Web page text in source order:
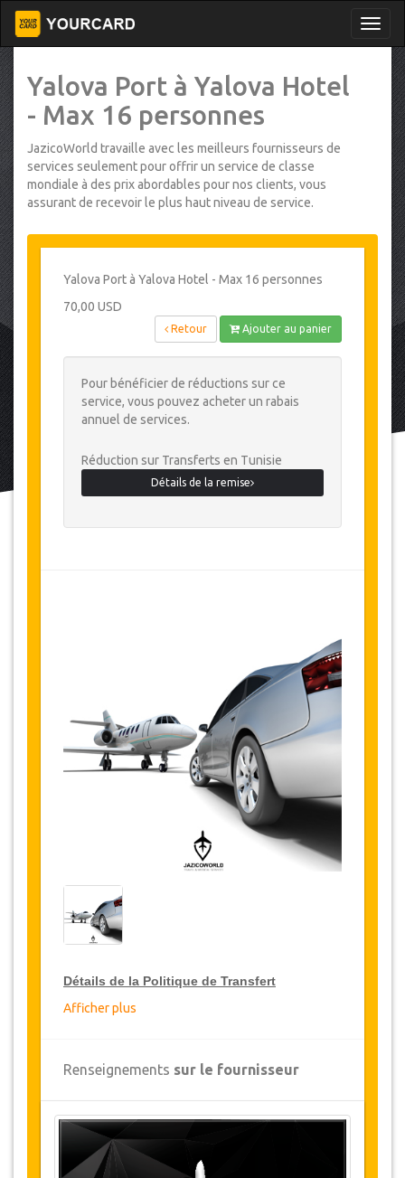
Yalova Port à Yalova Hotel
- Max 16 personnes
JazicoWorld travaille avec les meilleurs fournisseurs de
services seulement pour offrir un service de classe
mondiale à des prix abordables pour nos clients, vous
assurant de recevoir le plus haut niveau de service.
Yalova Port à Yalova Hotel - Max 16 personnes
70,00 USD
Retour Ajouter au panier
Pour bénéficier de réductions sur ce
service, vous pouvez acheter un rabais
annuel de services.
Réduction sur Transferts en Tunisie
Détails de la remise
Détails de la Politique de Transfert
JazicoWorld offre pour les grands voyageurs,
15% de réduction sur les transferts
toute la Turquie et ce pendant une période de
12 mois, pour obtenir votre remise sur le
transfert, cliquez ci-dessus sur le bouton
Détails de la remise
Afficher plus
Renseignements sur le fournisseur